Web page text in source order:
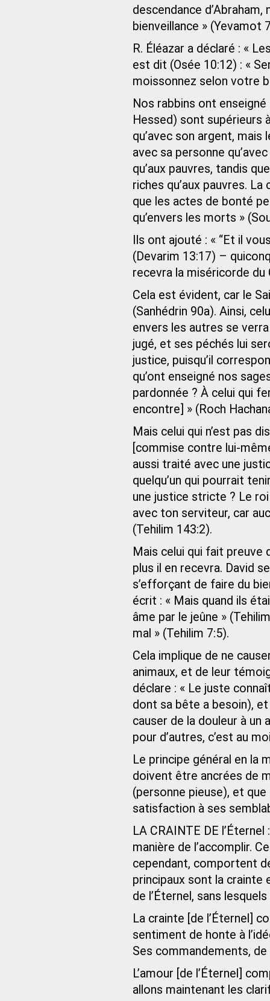
descendance
bienveillance » (Yevamot
R. Éléazar a déclaré : «
est dit (Osée 10:12) : «
moissonnez selon votre
Nos rabbins ont
Hessed) sont supérieurs
qu’avec son argent,
avec sa personne
qu’aux pauvres, tandis
riches qu’aux pauvres.
que les actes de bonté
qu’envers les morts »
Ils ont ajouté : « “Et il
(Devarim 13:17) –
recevra la miséricorde du
Cela est évident, car le
(Sanhédrin 90a). Ainsi,
envers les autres se
jugé, et ses péchés lui
justice, puisqu’il
qu’ont enseigné nos
pardonnée ? À celui qui
encontre] » (Roch
Mais celui qui n’est pas
[commise contre lui-
aussi traité avec une
quelqu’un qui pourrait
une justice stricte ? Le roi
avec ton serviteur, car
(Tehilim 143:2).
Mais celui qui fait preuve
plus il en recevra. David
s’efforçant de faire du
écrit : « Mais quand ils
âme par le jeûne »
mal » (Tehilim 7:5).
Cela implique de ne
animaux, et de leur
déclare : « Le juste
dont sa bête a besoin),
causer de la douleur à un
pour d’autres, c’est au
Le principe général en la
doivent être ancrées de
(personne pieuse), et
satisfaction à ses
LA CRAINTE DE
manière de l’accomplir.
cependant, comportent
principaux sont la crainte
de l’Éternel, sans
La crainte [de l’Éternel]
sentiment de honte à
Ses commandements,
L’amour [de l’Éternel]
allons maintenant les